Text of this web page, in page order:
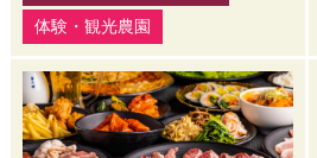
体験・観光農園